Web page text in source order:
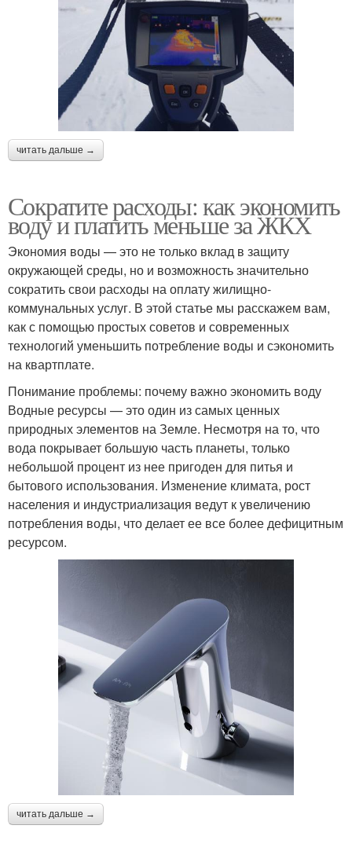
читать дальше →
Сократите расходы: как экономить
воду и платить меньше за ЖКХ
Экономия воды — это не только вклад в защиту
окружающей среды, но и возможность значительно
сократить свои расходы на оплату жилищно-
коммунальных услуг. В этой статье мы расскажем вам,
как с помощью простых советов и современных
технологий уменьшить потребление воды и сэкономить
на квартплате.
Понимание проблемы: почему важно экономить воду
Водные ресурсы — это один из самых ценных
природных элементов на Земле. Несмотря на то, что
вода покрывает большую часть планеты, только
небольшой процент из нее пригоден для питья и
бытового использования. Изменение климата, рост
населения и индустриализация ведут к увеличению
потребления воды, что делает ее все более дефицитным
ресурсом.
читать дальше →